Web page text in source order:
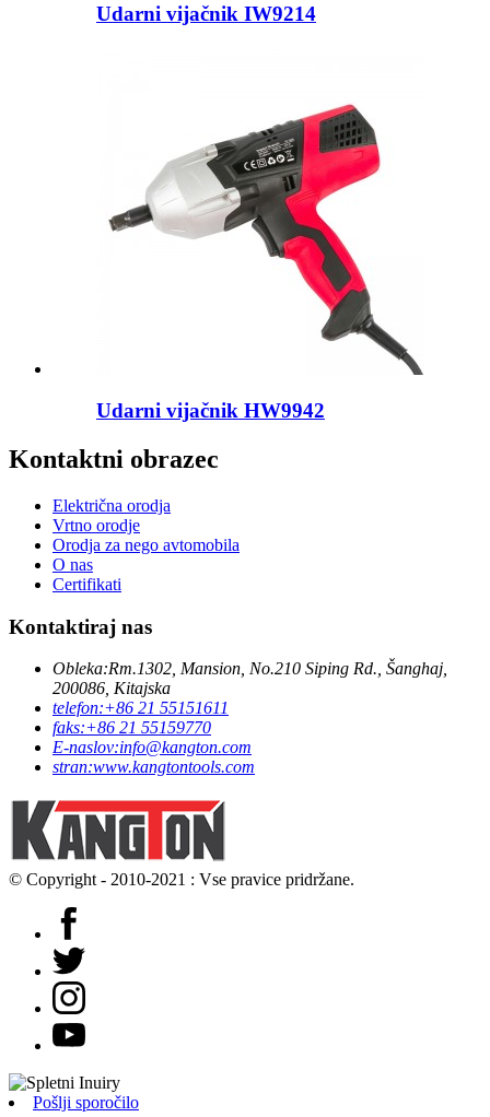
Udarni vijačnik IW9214
Udarni vijačnik HW9942
Kontaktni obrazec
Električna orodja
Vrtno orodje
Orodja za nego avtomobila
O nas
Certifikati
Kontaktiraj nas
Obleka:Rm.1302, Mansion, No.210 Siping Rd., Šanghaj,
200086, Kitajska
telefon:+86 21 55151611
faks:+86 21 55159770
E-naslov:info@kangton.com
stran:www.kangtontools.com
© Copyright - 2010-2021 : Vse pravice pridržane.
Pošlji sporočilo